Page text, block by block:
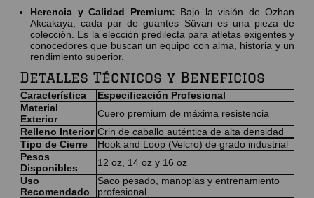
Herencia y Calidad Premium: Bajo la visión de Ozhan
Akcakaya, cada par de guantes Süvari es una pieza de
colección. Es la elección predilecta para atletas exigentes y
conocedores que buscan un equipo con alma, historia y un
rendimiento superior.
Detalles Técnicos y Beneficios
Característica
Especificación Profesional
Material
Exterior
Cuero premium de máxima resistencia
Relleno Interior Crin de caballo auténtica de alta densidad
Tipo de Cierre
Hook and Loop (Velcro) de grado industrial
Pesos
Disponibles
12 oz, 14 oz y 16 oz
Uso
Recomendado
Saco pesado, manoplas y entrenamiento
profesional